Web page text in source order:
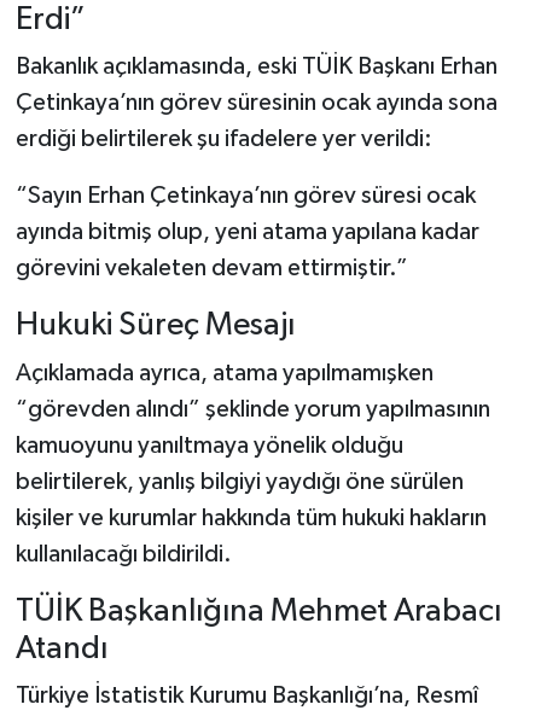
Erdi”
Bakanlık açıklamasında, eski TÜİK Başkanı Erhan
Çetinkaya’nın görev süresinin ocak ayında sona
erdiği belirtilerek şu ifadelere yer verildi:
“Sayın Erhan Çetinkaya’nın görev süresi ocak
ayında bitmiş olup, yeni atama yapılana kadar
görevini vekaleten devam ettirmiştir.”
Hukuki Süreç Mesajı
Açıklamada ayrıca, atama yapılmamışken
“görevden alındı” şeklinde yorum yapılmasının
kamuoyunu yanıltmaya yönelik olduğu
belirtilerek, yanlış bilgiyi yaydığı öne sürülen
kişiler ve kurumlar hakkında tüm hukuki hakların
kullanılacağı bildirildi.
TÜİK Başkanlığına Mehmet Arabacı
Atandı
Türkiye İstatistik Kurumu Başkanlığı’na, Resmî